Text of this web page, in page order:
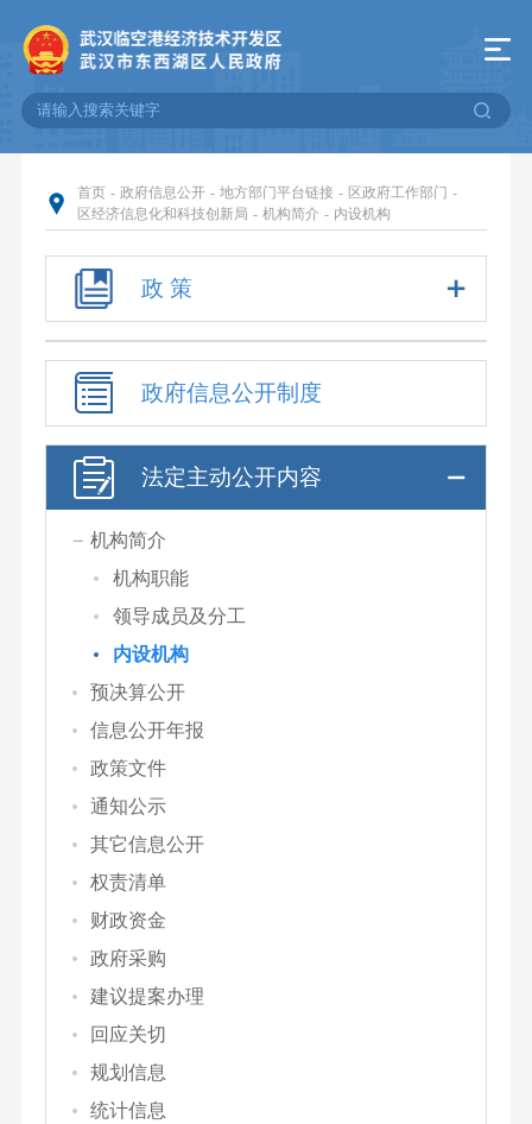
首页 - 政府信息公开 - 地方部门平台链接 - 区政府工作部门 -
区经济信息化和科技创新局 - 机构简介 - 内设机构
政 策
政府信息公开制度
法定主动公开内容
机构简介
机构职能
领导成员及分工
内设机构
预决算公开
信息公开年报
政策文件
通知公示
其它信息公开
权责清单
财政资金
政府采购
建议提案办理
回应关切
规划信息
统计信息